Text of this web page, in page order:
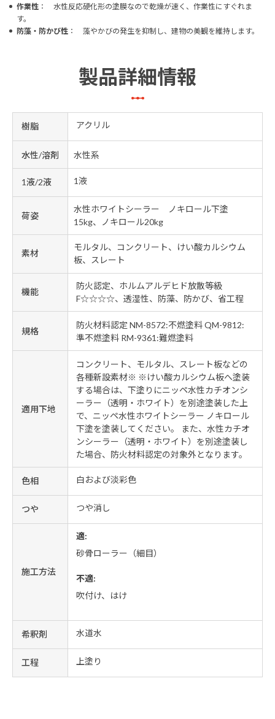
作業性 ： 水性反応硬化形の塗膜なので乾燥が速く、作業性にすぐれま
す。
防藻・防かび性 ： 藻やかびの発生を抑制し、建物の美観を維持します。
製品詳細情報
樹脂 アクリル
水性/溶剤 水性系
1液/2液 1液
荷姿
水性ホワイトシーラー ノキロール下塗
15kg、ノキロール20kg
素材
モルタル、コンクリート、けい酸カルシウム
板、スレート
機能
防火認定、ホルムアルデヒド放散等級
F☆☆☆☆、透湿性、防藻、防かび、省工程
規格
防火材料認定 NM-8572:不燃塗料 QM-9812:
準不燃塗料 RM-9361:難燃塗料
適用下地
コンクリート、モルタル、スレート板などの
各種新設素材※ ※けい酸カルシウム板へ塗装
する場合は、下塗りにニッペ水性カチオンシ
ーラー（透明・ホワイト）を別途塗装した上
で、ニッペ水性ホワイトシーラー ノキロール
下塗を塗装してください。 また、水性カチオ
ンシーラー（透明・ホワイト）を別途塗装し
た場合、防火材料認定の対象外となります。
色相 白および淡彩色
つや つや消し
施工方法
適:
砂骨ローラー（細目）
不適:
吹付け、はけ
希釈剤 水道水
工程 上塗り